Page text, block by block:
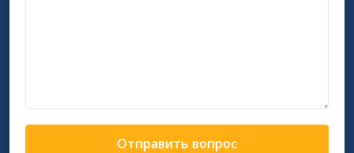
Отправить вопрос